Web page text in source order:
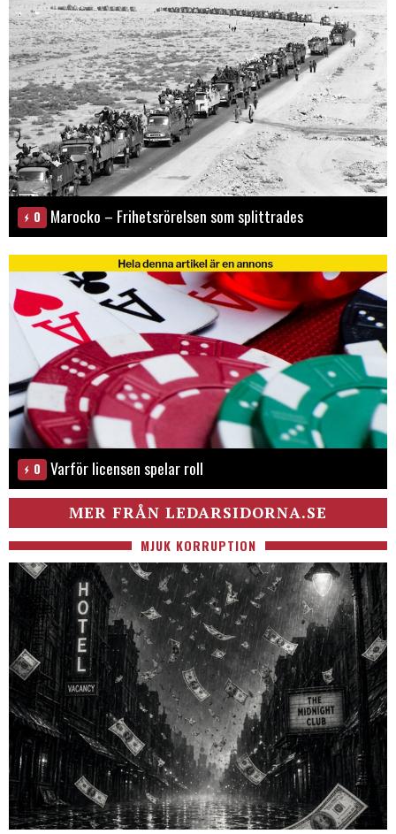
0 Marocko – Frihetsrörelsen som splittrades
0 Varför licensen spelar roll
MER FRÅN LEDARSIDORNA.SE
MJUK KORRUPTION